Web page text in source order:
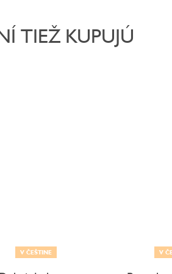
TIEŽ KUPUJÚ
V ČEŠTINE V